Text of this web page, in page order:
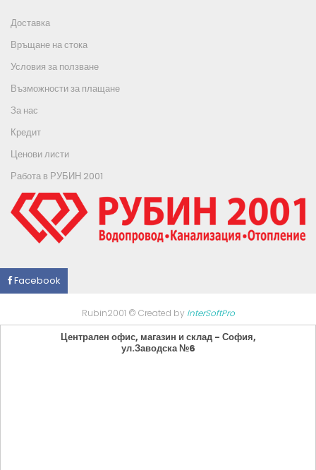
Доставка
Връщане на стока
Условия за ползване
Възможности за плащане
За нас
Кредит
Ценови листи
Работа в РУБИН 2001
Facebook
Rubin2001 © Created by InterSoftPro
Централен офис, магазин и склад - София,
ул.Заводска №6